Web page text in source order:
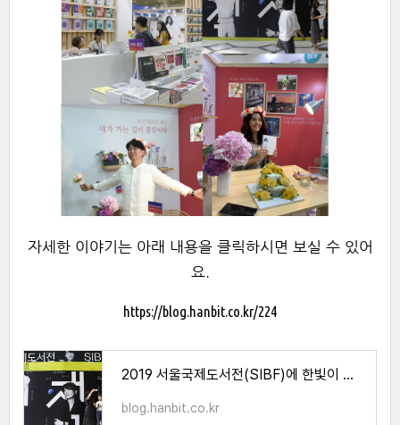
자세한 이야기는 아래 내용을 클릭하시면 보실 수 있어
요.
https://blog.hanbit.co.kr/224
2019 서울국제도서전(SIBF)에 한빛이 함께 했어요!
blog.hanbit.co.kr